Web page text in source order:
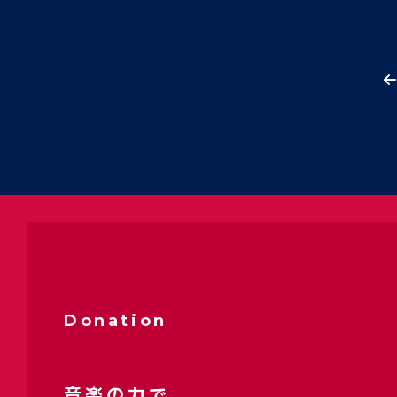
Donation